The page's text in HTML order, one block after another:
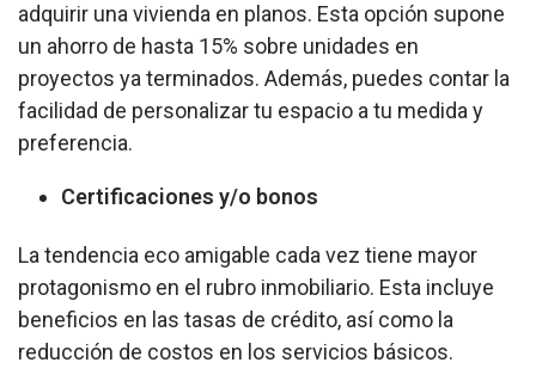
adquirir una vivienda en planos. Esta opción supone
un ahorro de hasta 15% sobre unidades en
proyectos ya terminados. Además, puedes contar la
facilidad de personalizar tu espacio a tu medida y
preferencia.
Certificaciones y/o bonos
La tendencia eco amigable cada vez tiene mayor
protagonismo en el rubro inmobiliario. Esta incluye
beneficios en las tasas de crédito, así como la
reducción de costos en los servicios básicos.